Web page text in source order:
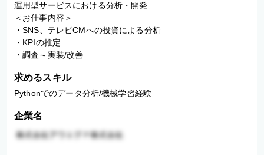
運用型サービスにおける分析・開発
＜お仕事内容＞
・SNS、テレビCMへの投資による分析
・KPIの推定
・調査～実装/改善
求めるスキル
Pythonでのデータ分析/機械学習経験
企業名